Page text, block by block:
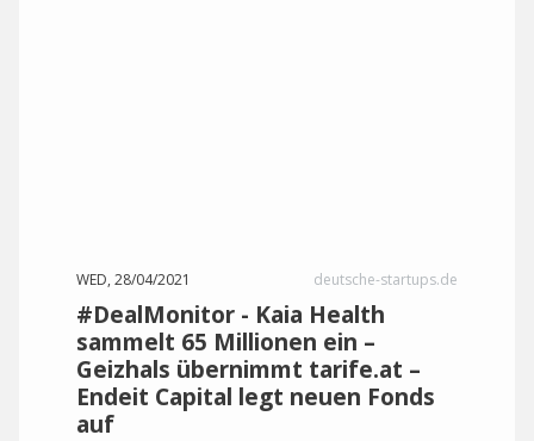
WED, 28/04/2021 deutsche-startups.de
#DealMonitor - Kaia Health
sammelt 65 Millionen ein –
Geizhals übernimmt tarife.at –
Endeit Capital legt neuen Fonds
auf